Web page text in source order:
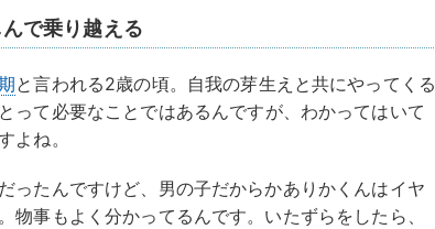
で乗り越える
と言われる2歳の頃。自我の芽生えと共にやってくる
って必要なことではあるんですが、わかってはいて
よね。
ったんですけど、男の子だからかありかくんはイヤ
物事もよく分かってるんです。いたずらをしたら、